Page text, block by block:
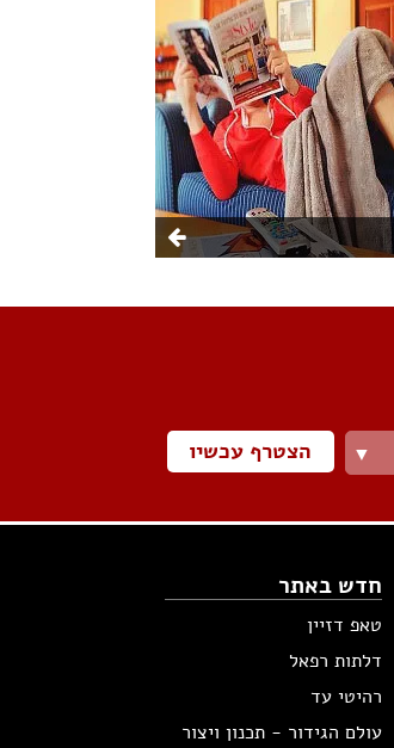
▼ הצטרף עכשיו
חדש באתר
טאפ דזיין
דלתות רפאל
רהיטי עד
עולם הגידור - תכנון ויצור